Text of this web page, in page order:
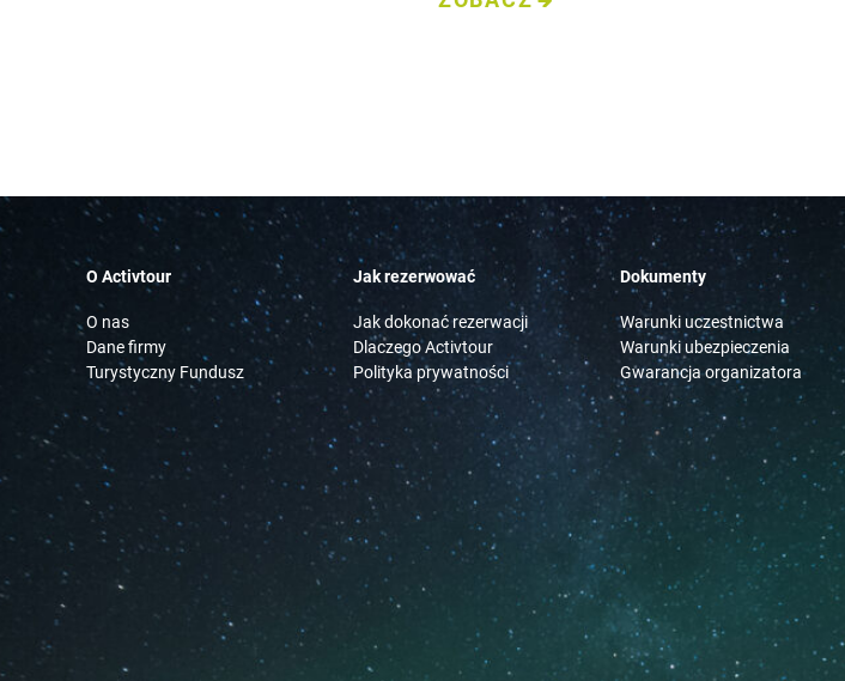
O Activtour
O nas
Dane firmy
Turystyczny Fundusz
Jak rezerwować
Jak dokonać rezerwacji
Dlaczego Activtour
Polityka prywatności
Dokumenty
Warunki uczestnictwa
Warunki ubezpieczenia
Gwarancja organizatora